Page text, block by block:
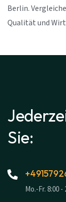
Berlin.
Qualität und
Sie:
Mo.-Fr. 8:00 -